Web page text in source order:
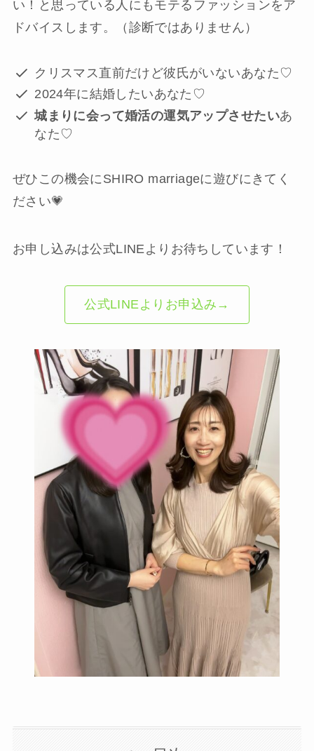
い！と思っている人にもモテるファッションをア
ドバイスします。（診断ではありません）
クリスマス直前だけど彼氏がいないあなた♡
2024年に結婚したいあなた♡
城まりに会って婚活の運気アップさせたいあ
なた♡
ぜひこの機会にSHIRO marriageに遊びにきてく
ださい💗
お申し込みは公式LINEよりお待ちしています！
公式LINEよりお申込み→